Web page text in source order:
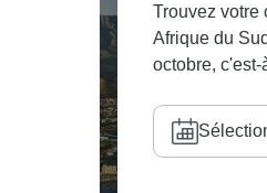
Trouvez votre
Afrique du
octobre,